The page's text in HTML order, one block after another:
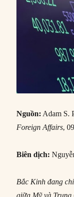
Nguồn: Adam S.
Foreign Affairs,
Biên dịch:
Bắc Kinh đang
giữa Mỹ và Trung